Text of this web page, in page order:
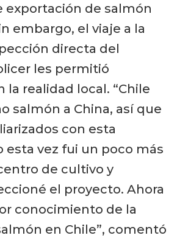
exportación de salmón
embargo, el viaje a la
directa del
les permitió
la realidad local. “Chile
salmón a China, así que
con esta
esta vez fui un poco más
de cultivo y
el proyecto. Ahora
conocimiento de la
en Chile”, comentó